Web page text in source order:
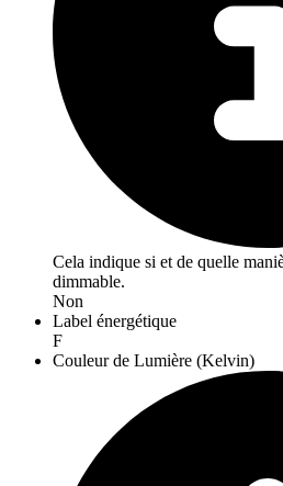
Cela indique si et de quelle
dimmable.
Non
Label énergétique
F
Couleur de Lumière (Kelvin)